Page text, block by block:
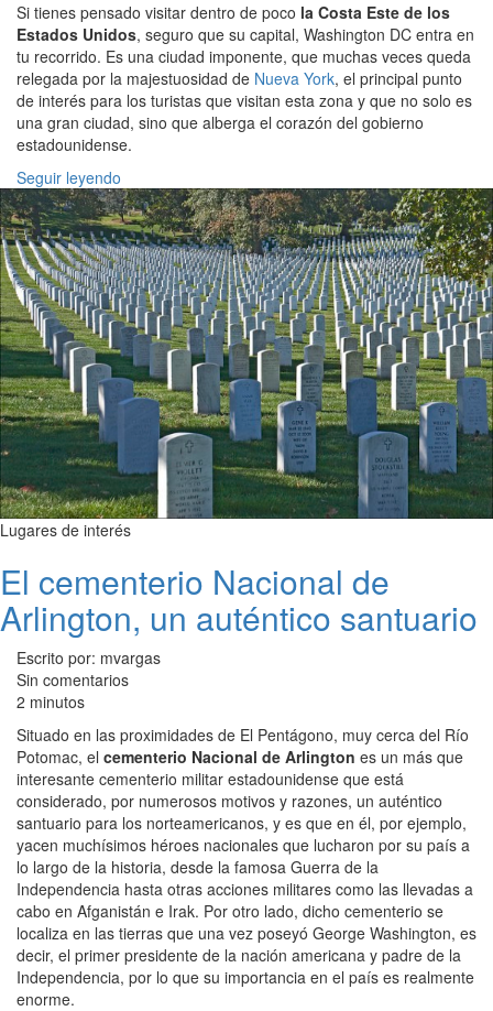
Si tienes pensado visitar dentro de poco la Costa Este de los
Estados Unidos, seguro que su capital, Washington DC entra en
tu recorrido. Es una ciudad imponente, que muchas veces queda
relegada por la majestuosidad de Nueva York, el principal punto
de interés para los turistas que visitan esta zona y que no solo es
una gran ciudad, sino que alberga el corazón del gobierno
estadounidense.
Seguir leyendo
Lugares de interés
El cementerio Nacional de
Arlington, un auténtico santuario
Escrito por: mvargas
Sin comentarios
2 minutos
Situado en las proximidades de El Pentágono, muy cerca del Río
Potomac, el cementerio Nacional de Arlington es un más que
interesante cementerio militar estadounidense que está
considerado, por numerosos motivos y razones, un auténtico
santuario para los norteamericanos, y es que en él, por ejemplo,
yacen muchísimos héroes nacionales que lucharon por su país a
lo largo de la historia, desde la famosa Guerra de la
Independencia hasta otras acciones militares como las llevadas a
cabo en Afganistán e Irak. Por otro lado, dicho cementerio se
localiza en las tierras que una vez poseyó George Washington, es
decir, el primer presidente de la nación americana y padre de la
Independencia, por lo que su importancia en el país es realmente
enorme.